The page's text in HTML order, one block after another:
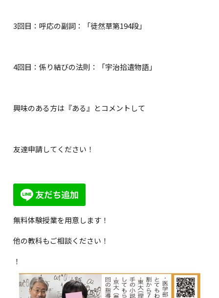
3回目：呼応の副詞：「徒然草第194段」
4回目：係り結びの法則：「宇治拾遺物語」
興味のある方は『ある』とコメントして
友達申請してください！
無料体験授業を用意します！
他の教科もご相談ください！
！